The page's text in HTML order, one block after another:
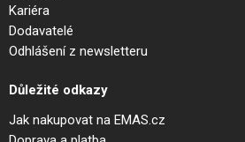
Kariéra
Dodavatelé
Odhlášení z newsletteru
Důležité odkazy
Jak nakupovat na EMAS.cz